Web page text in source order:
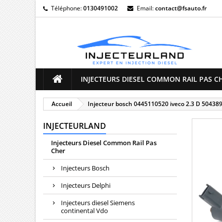
Téléphone:0130491002 Email:contact@fsauto.fr
INJECTEURS DIESEL COMMON RAIL PAS
Accueil Injecteur bosch 0445110520 iveco 2.3 D
INJECTEURLAND
Injecteurs Diesel Common Rail Pas
Cher
Injecteurs Bosch
Injecteurs Delphi
Injecteurs diesel Siemens
continental Vdo